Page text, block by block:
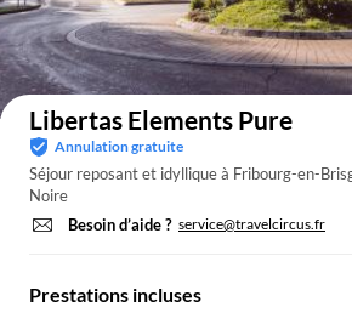
Libertas Elements Pure
Annulation gratuite
Séjour reposant et idyllique à Fribourg-en-
Noire
Besoin d’aide ? service@travelcircus.fr
Prestations incluses